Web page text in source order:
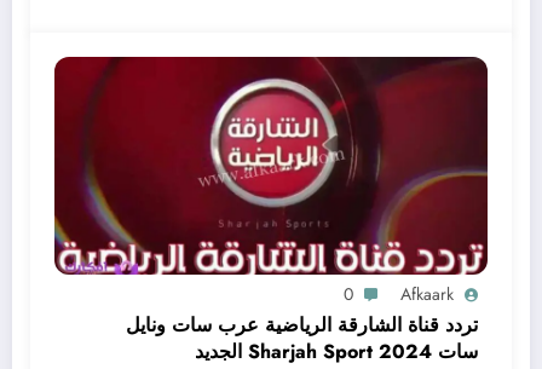
Afkaark
0
تردد قناة الشارقة الرياضية عرب سات ونايل
سات Sharjah Sport 2024 الجديد